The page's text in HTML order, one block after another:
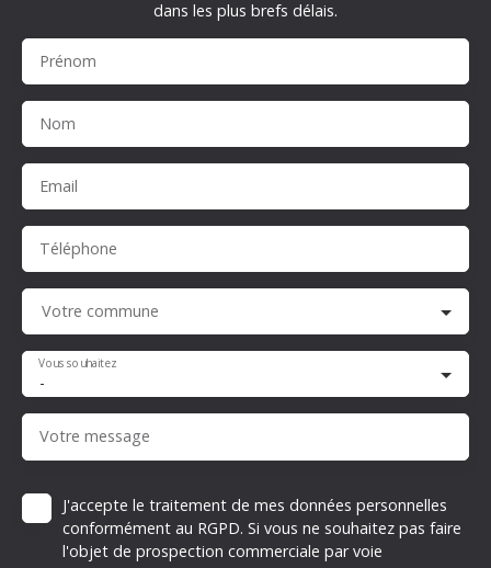
dans les plus brefs délais.
Prénom
Nom
Email
Téléphone
Votre commune
-
Vous souhaitez
Votre message
J'accepte le traitement de mes données personnelles
conformément au RGPD. Si vous ne souhaitez pas faire
l'objet de prospection commerciale par voie